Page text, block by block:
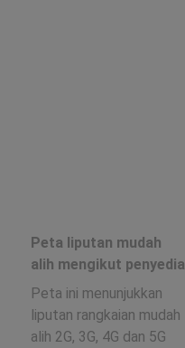
Peta liputan mudah
alih mengikut penyedia
Peta ini menunjukkan
liputan rangkaian mudah
alih 2G, 3G, 4G dan 5G